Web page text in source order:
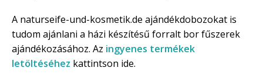
A naturseife-und-kosmetik.de ajándékdobozokat is
tudom ajánlani a házi készítésű forralt bor fűszerek
ajándékozásához. Az ingyenes termékek
letöltéséhez kattintson ide.